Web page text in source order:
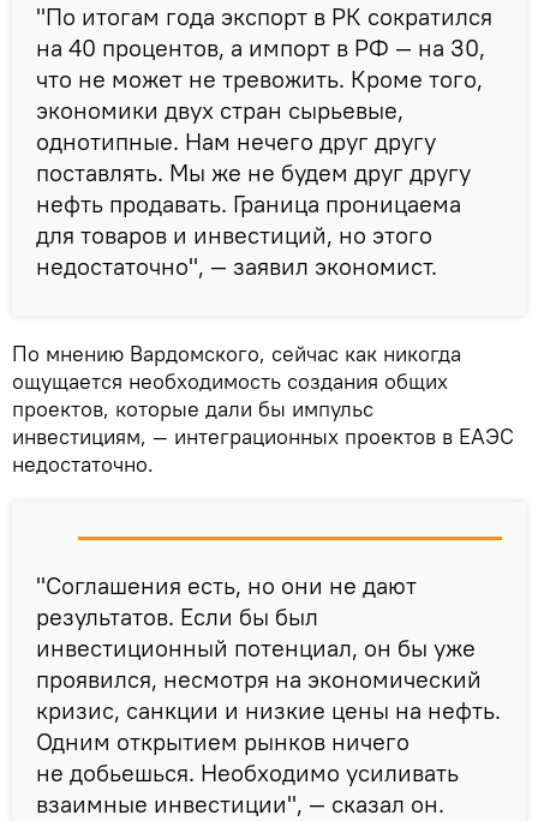
"По итогам года экспорт в РК сократился
на 40 процентов, а импорт в РФ — на 30,
что не может не тревожить. Кроме того,
экономики двух стран сырьевые,
однотипные. Нам нечего друг другу
поставлять. Мы же не будем друг другу
нефть продавать. Граница проницаема
для товаров и инвестиций, но этого
недостаточно", — заявил экономист.
По мнению Вардомского, сейчас как никогда
ощущается необходимость создания общих
проектов, которые дали бы импульс
инвестициям, — интеграционных проектов в ЕАЭС
недостаточно.
"Соглашения есть, но они не дают
результатов. Если бы был
инвестиционный потенциал, он бы уже
проявился, несмотря на экономический
кризис, санкции и низкие цены на нефть.
Одним открытием рынков ничего
не добьешься. Необходимо усиливать
взаимные инвестиции", — сказал он.